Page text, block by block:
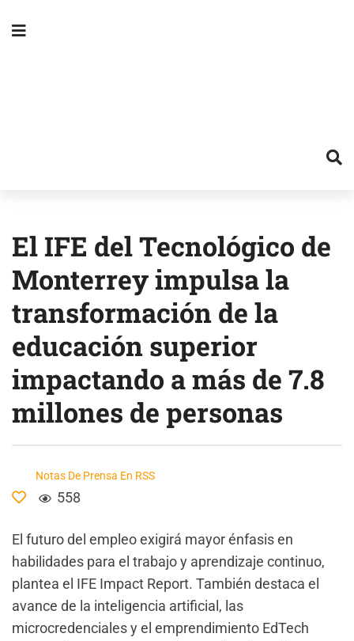
El IFE del Tecnológico de
Monterrey impulsa la
transformación de la
educación superior
impactando a más de 7.8
millones de personas
Notas De Prensa En RSS
558
El futuro del empleo exigirá mayor énfasis en
habilidades para el trabajo y aprendizaje continuo,
plantea el IFE Impact Report. También destaca el
avance de la inteligencia artificial, las
microcredenciales y el emprendimiento EdTech